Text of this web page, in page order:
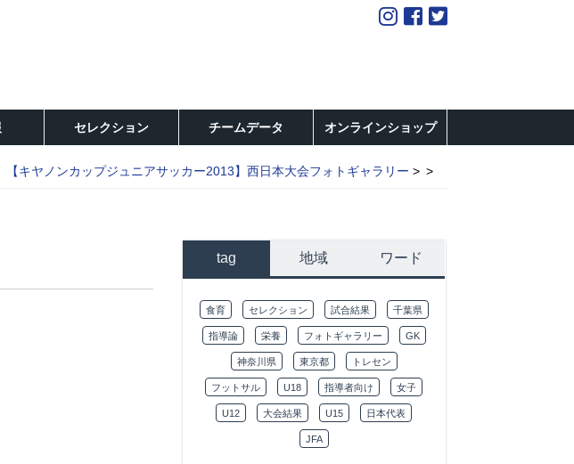
セレクション チームデータ オンラインショップ
【キヤノンカップジュニアサッカー2013】西日本大会フォトギャラリー
tag 地域 ワード
食育 セレクション 試合結果 千葉県
指導論 栄養 フォトギャラリー GK
神奈川県 東京都 トレセン
フットサル U18 指導者向け 女子
U12 大会結果 U15 日本代表
JFA